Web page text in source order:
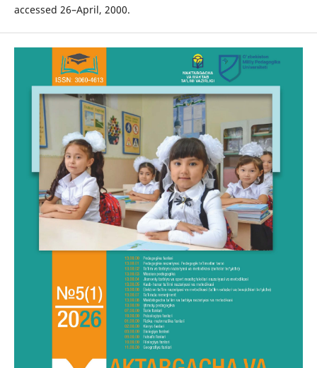
accessed 26–April, 2000.